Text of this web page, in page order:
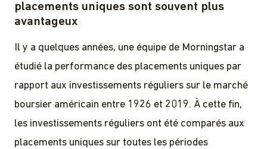
placements uniques sont souvent plus
avantageux
Il y a quelques années, une équipe de Morningstar a
étudié la performance des placements uniques par
rapport aux investissements réguliers sur le marché
boursier américain entre 1926 et 2019. À cette fin,
les investissements réguliers ont été comparés aux
placements uniques sur toutes les périodes